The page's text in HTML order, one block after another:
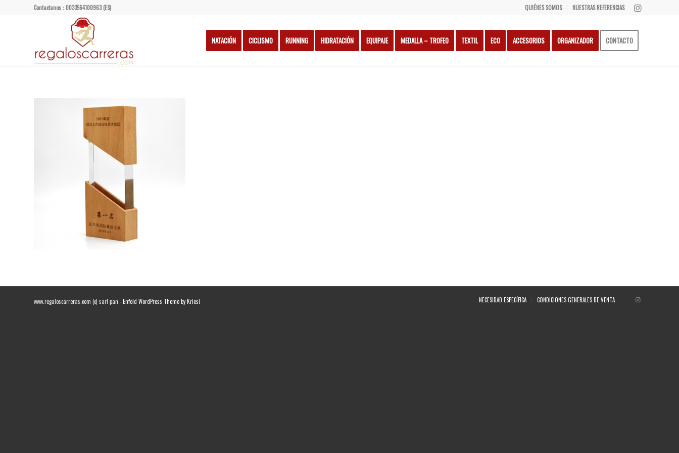
QUIÉNES SOMOS NUESTRAS REFERENCIAS
Contactanos : 0033564100963 (ES)
NATACIÓN CICLISMO RUNNING HIDRATACIÓN EQUIPAJE MEDALLA – TROFEO TEXTIL ECO ACCESORIOS ORGANIZADOR CONTACTO
www.regaloscarreras.com (c) sarl pan -Enfold WordPress Theme by Kriesi NECESIDAD ESPECÍFICA CONDICIONES GENERALES DE VENTA